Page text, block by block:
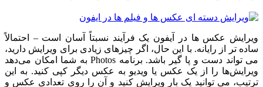
ویرایش عکس ها در آیفون یک فرآیند نسبتاً آسان است – احتمالاً
ساده تر از رایانه. با این حال، اگر چیزهای زیادی برای ویرایش دارید،
می تواند دست و پا گیر باشد. برنامه Photos به شما امکان می‌دهد
ویرایش‌ها را از یک عکس یا ویدیو به عکس دیگر کپی کنید. به این
ترتیب، می توانید یک بار ویرایش کنید و آن را روی تعدادی عکس و